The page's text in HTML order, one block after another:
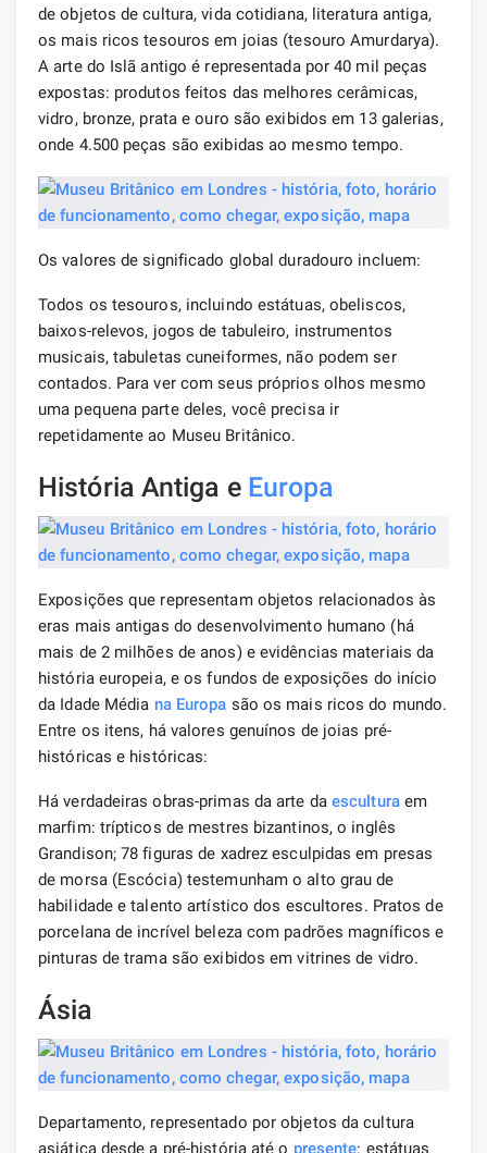
de objetos de cultura, vida cotidiana, literatura antiga,
os mais ricos tesouros em joias (tesouro Amurdarya).
A arte do Islã antigo é representada por 40 mil peças
expostas: produtos feitos das melhores cerâmicas,
vidro, bronze, prata e ouro são exibidos em 13 galerias,
onde 4.500 peças são exibidas ao mesmo tempo.
Os valores de significado global duradouro incluem:
Todos os tesouros, incluindo estátuas, obeliscos,
baixos-relevos, jogos de tabuleiro, instrumentos
musicais, tabuletas cuneiformes, não podem ser
contados. Para ver com seus próprios olhos mesmo
uma pequena parte deles, você precisa ir
repetidamente ao Museu Britânico.
História Antiga e Europa
Exposições que representam objetos relacionados às
eras mais antigas do desenvolvimento humano (há
mais de 2 milhões de anos) e evidências materiais da
história europeia, e os fundos de exposições do início
da Idade Média na Europa são os mais ricos do mundo.
Entre os itens, há valores genuínos de joias pré-
históricas e históricas:
Há verdadeiras obras-primas da arte da esculturaem
marfim: trípticos de mestres bizantinos, o inglês
Grandison; 78 figuras de xadrez esculpidas em presas
de morsa (Escócia) testemunham o alto grau de
habilidade e talento artístico dos escultores. Pratos de
porcelana de incrível beleza com padrões magníficos e
pinturas de trama são exibidos em vitrines de vidro.
Ásia
Departamento, representado por objetos da cultura
asiática desde a pré-história até o presente: estátuas